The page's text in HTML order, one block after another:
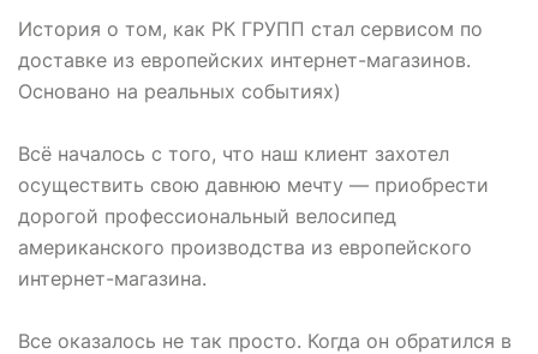
История о том, как РК ГРУПП стал сервисом по
доставке из европейских интернет-магазинов.
Основано на реальных событиях)
Всё началось с того, что наш клиент захотел
осуществить свою давнюю мечту — приобрести
дорогой профессиональный велосипед
американского производства из европейского
интернет-магазина.
Все оказалось не так просто. Когда он обратился в